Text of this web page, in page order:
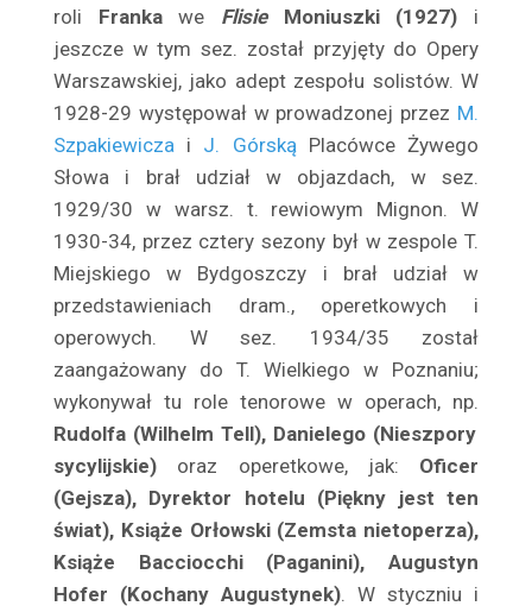
Bardziejewski Tadeusz
Bargielska Maria
Baronówna Jadwiga
Barszczewska Wanda
Barszczewska Elżbieta
Bartówna Wanda
Barwińska Zofia
Barwińska Leonia
Barwiński Henryk
Baryka Eugeniusz
Batycka Zofia
Baurska – Wiśniewska Halina
Bay Rydzewski Marcin
Bedlewicz Franciszek
Bednarczyk Antoni
roli Frankawe Flisie Moniuszki (1927) i
jeszcze w tym sez. został przyjęty do Opery
Warszawskiej, jako adept zespołu solistów. W
1928-29 występował w prowadzonej przez M.
Szpakiewicza i J. GórskąPlacówce Żywego
Słowa i brał udział w objazdach, w sez.
1929/30 w warsz. t. rewiowym Mignon. W
1930-34, przez cztery sezony był w zespole T.
Miejskiego w Bydgoszczy i brał udział w
przedstawieniach dram., operetkowych i
operowych. W sez. 1934/35 został
zaangażowany do T. Wielkiego w Poznaniu;
wykonywał tu role tenorowe w operach, np.
Rudolfa (Wilhelm Tell), Danielego (Nieszpory
sycylijskie) oraz operetkowe, jak: Oficer
(Gejsza), Dyrektor hotelu (Piękny jest ten
świat), Książe Orłowski (Zemsta nietoperza),
Książe Bacciocchi (Paganini), Augustyn
Hofer (Kochany Augustynek). W styczniu i